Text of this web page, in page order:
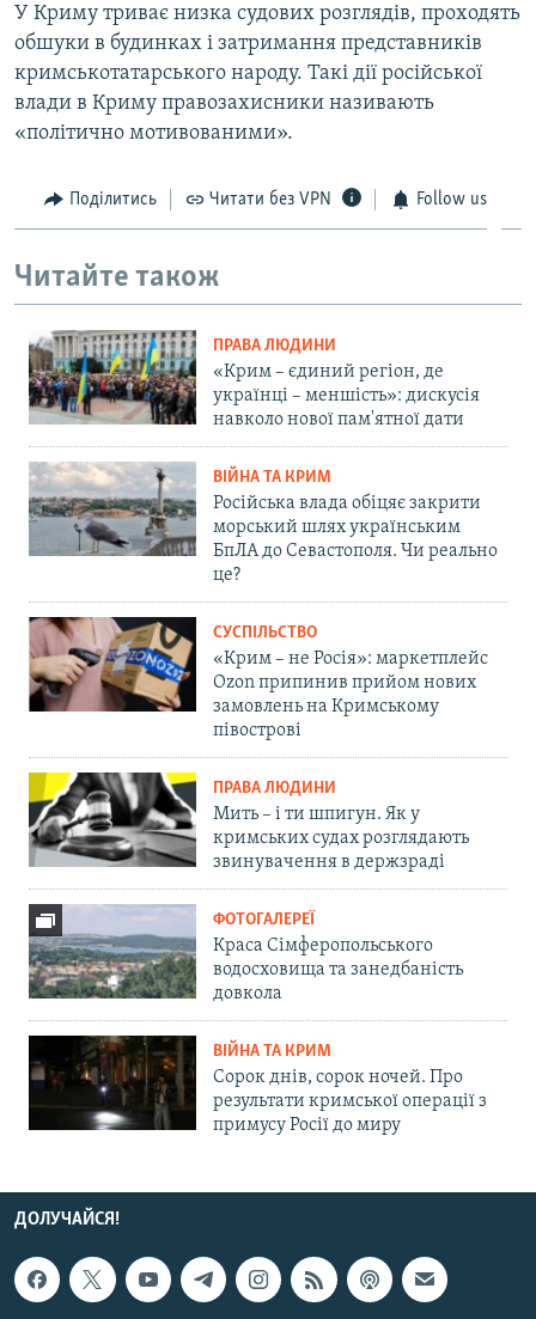
У Криму триває низка судових розглядів, проходять
обшуки в будинках і затримання представників
кримськотатарського народу. Такі дії російської
влади в Криму правозахисники називають
«політично мотивованими».
Поділитись Читати без VPN Follow us
Читайте також
ПРАВА ЛЮДИНИ
«Крим – єдиний регіон, де
українці – меншість»: дискусія
навколо нової пам'ятної дати
ВІЙНА ТА КРИМ
Російська влада обіцяє закрити
морський шлях українським
БпЛА до Севастополя. Чи реально
це?
СУСПІЛЬСТВО
«Крим – не Росія»: маркетплейс
Ozon припинив прийом нових
замовлень на Кримському
півострові
ПРАВА ЛЮДИНИ
Мить – і ти шпигун. Як у
кримських судах розглядають
звинувачення в держзраді
ФОТОГАЛЕРЕЇ
Краса Сімферопольського
водосховища та занедбаність
довкола
ВІЙНА ТА КРИМ
Сорок днів, сорок ночей. Про
результати кримської операції з
примусу Росії до миру
ДОЛУЧАЙСЯ!